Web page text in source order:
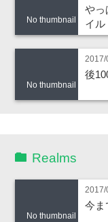
No thumbnail
やっ
イル
No thumbnail
2017/
後
Realms
No thumbnail
2017/
今ま